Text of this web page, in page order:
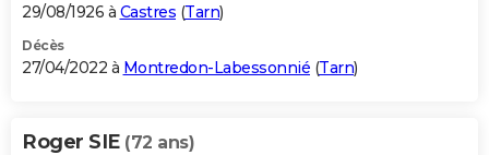
29/08/1926 à Castres (Tarn)
Décès
27/04/2022 à Montredon-Labessonnié (Tarn)
Roger SIE (72 ans)